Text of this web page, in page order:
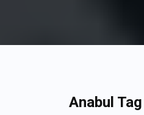
Anabul